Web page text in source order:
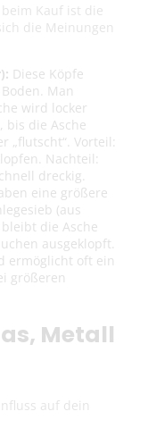
Kauf ist die
die Meinungen
Diese Köpfe
Man
wird locker
bis die Asche
„flutscht“. Vorteil:
Nachteil:
dreckig.
eine größere
(aus
die Asche
ausgeklopft.
ermöglicht oft ein
größeren
Metall
auf dein